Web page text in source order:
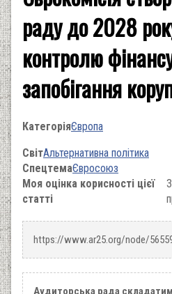
раду до 2028
контролю
запобігання
КатегоріяЄвропа
СвітАльтернативна політика
СпецтемаЄвросоюз
Моя оцінка корисності цієї
статті
https://www.ar25.org/node/
Аудиторська рада